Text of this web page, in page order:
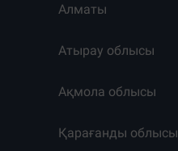
Алматы
Атырау облысы
Ақмола облысы
Қарағанды облысы